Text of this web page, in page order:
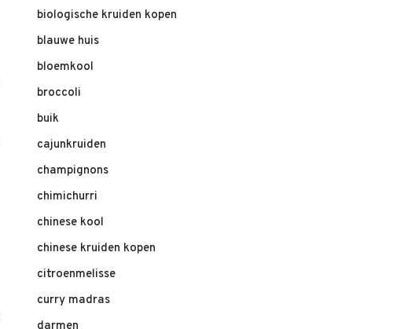
biologische kruiden kopen
blauwe huis
bloemkool
broccoli
buik
cajunkruiden
champignons
chimichurri
chinese kool
chinese kruiden kopen
citroenmelisse
curry madras